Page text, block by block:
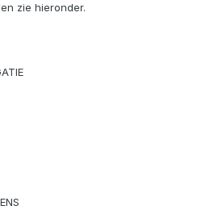
zie hieronder.